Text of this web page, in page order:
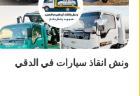
ونش انقاذ سيارات في الدقي